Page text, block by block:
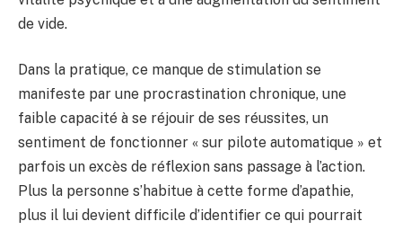
de vide.
Dans la pratique, ce manque de stimulation se
manifeste par une procrastination chronique, une
faible capacité à se réjouir de ses réussites, un
sentiment de fonctionner « sur pilote automatique » et
parfois un excès de réflexion sans passage à l’action.
Plus la personne s’habitue à cette forme d’apathie,
plus il lui devient difficile d’identifier ce qui pourrait